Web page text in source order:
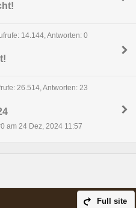
14.144, Antworten: 0
26.514, Antworten: 23
am 24 Dez, 2024 11:57
Full site